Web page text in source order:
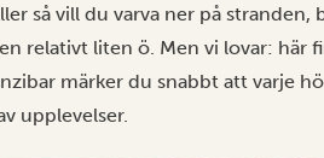
så vill du varva ner på stranden,
relativt liten ö. Men vi lovar: här
märker du snabbt att varje
upplevelser.